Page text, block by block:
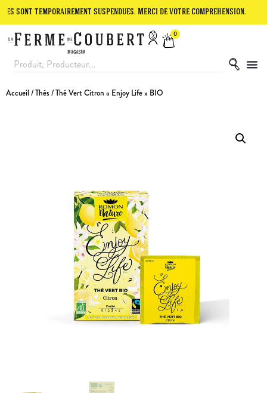
suspendues. Merci de votre compréhension. Le site
0
Accueil /Thés/ Thé Vert Citron « Enjoy Life » BIO